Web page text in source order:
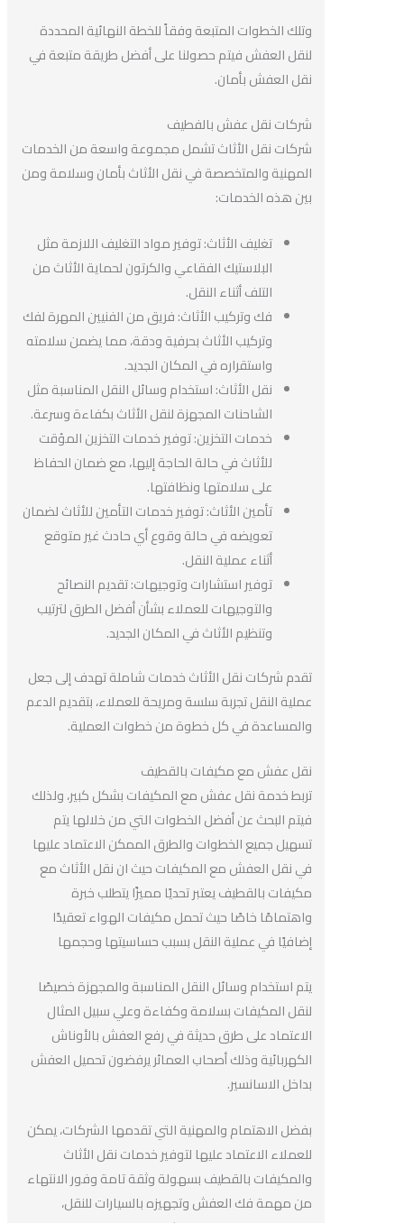
وتلك الخطوات المتبعة وفقاً للخطة النهائية المحددة
لنقل العفش فيتم حصولنا على أفضل طريقة متبعة في
نقل العفش بأمان.
شركات نقل عفش بالفطيف
شركات نقل الأثاث تشمل مجموعة واسعة من الخدمات
المهنية والمتخصصة في نقل الأثاث بأمان وسلامة ومن
بين هذه الخدمات:
تغليف الأثاث: توفير مواد التغليف اللازمة مثل
البلاستيك الفقاعي والكرتون لحماية الأثاث من
التلف أثناء النقل.
فك وتركيب الأثاث: فريق من الفنيين المهرة لفك
وتركيب الأثاث بحرفية ودقة، مما يضمن سلامته
واستقراره في المكان الجديد.
نقل الأثاث: استخدام وسائل النقل المناسبة مثل
الشاحنات المجهزة لنقل الأثاث بكفاءة وسرعة.
خدمات التخزين: توفير خدمات التخزين المؤقت
للأثاث في حالة الحاجة إليها، مع ضمان الحفاظ
على سلامتها ونظافتها.
تأمين الأثاث: توفير خدمات التأمين للأثاث لضمان
تعويضه في حالة وقوع أي حادث غير متوقع
أثناء عملية النقل.
توفير استشارات وتوجيهات: تقديم النصائح
والتوجيهات للعملاء بشأن أفضل الطرق لترتيب
وتنظيم الأثاث في المكان الجديد.
تقدم شركات نقل الأثاث خدمات شاملة تهدف إلى جعل
عملية النقل تجربة سلسة ومريحة للعملاء، بتقديم الدعم
والمساعدة في كل خطوة من خطوات العملية.
نقل عفش مع مكيفات بالقطيف
تربط خدمة نقل عفش مع المكيفات بشكل كبير، ولذلك
فيتم البحث عن أفضل الخطوات التي من خلالها يتم
تسهيل جميع الخطوات والطرق الممكن الاعتماد عليها
في نقل العفش مع المكيفات حيث ان نقل الأثاث مع
مكيفات بالقطيف يعتبر تحديًا مميزًا يتطلب خبرة
واهتمامًا خاصًا حيث تحمل مكيفات الهواء تعقيدًا
إضافيًا في عملية النقل بسبب حساسيتها وحجمها
يتم استخدام وسائل النقل المناسبة والمجهزة خصيصًا
لنقل المكيفات بسلامة وكفاءة وعلي سبيل المثال
الاعتماد على طرق حديثة في رفع العفش بالأوناش
الكهربائية وذلك أصحاب العمائر يرفضون تحميل العفش
بداخل الاسانسير.
بفضل الاهتمام والمهنية التي تقدمها الشركات، يمكن
للعملاء الاعتماد عليها لتوفير خدمات نقل الأثاث
والمكيفات بالقطيف بسهولة وثقة تامة وفور الانتهاء
من مهمة فك العفش وتجهيزه بالسيارات للنقل،